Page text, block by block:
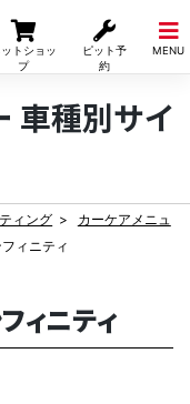
トショッ
プ
ピット予
約
MENU
車種別サイ
ィング
カーケアメニュ
ィニティ
ィニティ